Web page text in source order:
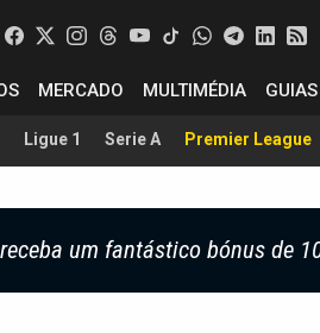
MERCADO MULTIMÉDIA GUIAS
Ligue 1 Serie A Premier League
um fantástico bónus de